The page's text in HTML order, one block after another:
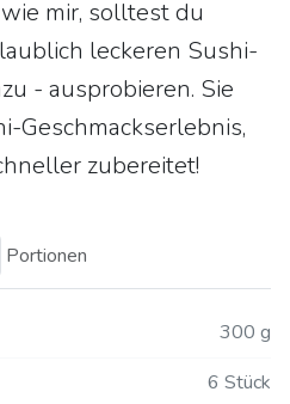
mir, solltest du
leckeren Sushi-
- ausprobieren. Sie
Geschmackserlebnis,
zubereitet!
Portionen
300 g
6 Stück